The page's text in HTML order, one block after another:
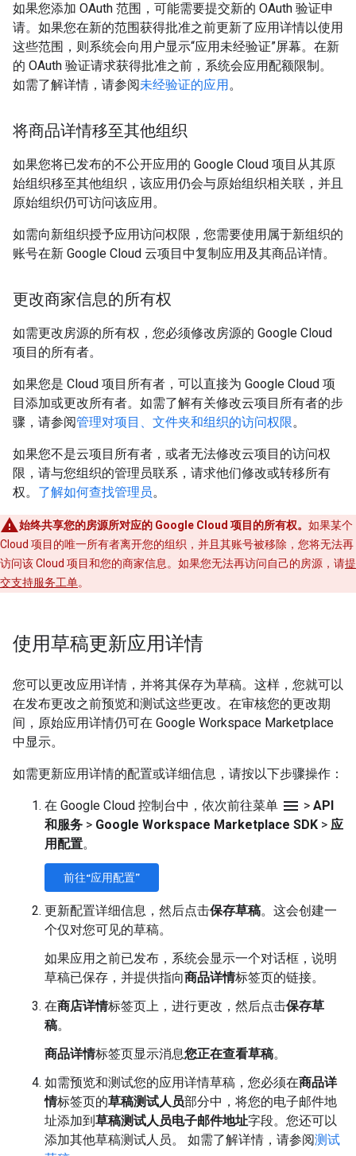
如果您添加 OAuth 范围，可能需要提交新的 OAuth 验证申
请。如果您在新的范围获得批准之前更新了应用详情以使用
这些范围，则系统会向用户显示“应用未经验证”屏幕。在新
的 OAuth 验证请求获得批准之前，系统会应用配额限制。
如需了解详情，请参阅未经验证的应用。
将商品详情移至其他组织
如果您将已发布的不公开应用的 Google Cloud 项目从其原
始组织移至其他组织，该应用仍会与原始组织相关联，并且
原始组织仍可访问该应用。
如需向新组织授予应用访问权限，您需要使用属于新组织的
账号在新 Google Cloud 云项目中复制应用及其商品详情。
更改商家信息的所有权
如需更改房源的所有权，您必须修改房源的 Google Cloud
项目的所有者。
如果您是 Cloud 项目所有者，可以直接为 Google Cloud 项
目添加或更改所有者。如需了解有关修改云项目所有者的步
骤，请参阅管理对项目、文件夹和组织的访问权限。
如果您不是云项目所有者，或者无法修改云项目的访问权
限，请与您组织的管理员联系，请求他们修改或转移所有
权。 了解如何查找管理员。
始终共享您的房源所对应的 Google Cloud 项目的所有权。 如果某个
Cloud 项目的唯一所有者离开您的组织，并且其账号被移除，您将无法再
访问该 Cloud 项目和您的商家信息。如果您无法再访问自己的房源，请提
交支持服务工单。
使用草稿更新应用详情
您可以更改应用详情，并将其保存为草稿。这样，您就可以
在发布更改之前预览和测试这些更改。在审核您的更改期
间，原始应用详情仍可在 Google Workspace Marketplace
中显示。
如需更新应用详情的配置或详细信息，请按以下步骤操作：
在 Google Cloud 控制台中，依次前往菜单 menu > API
和服务 > Google Workspace Marketplace SDK > 应
用配置。
前往“应用配置”
更新配置详细信息，然后点击保存草稿。这会创建一
个仅对您可见的草稿。
如果应用之前已发布，系统会显示一个对话框，说明
草稿已保存，并提供指向商品详情标签页的链接。
在商店详情标签页上，进行更改，然后点击保存草
稿。
商品详情标签页显示消息您正在查看草稿。
如需预览和测试您的应用详情草稿，您必须在商品详
情标签页的草稿测试人员部分中，将您的电子邮件地
址添加到草稿测试人员电子邮件地址字段。您还可以
添加其他草稿测试人员。 如需了解详情，请参阅测试